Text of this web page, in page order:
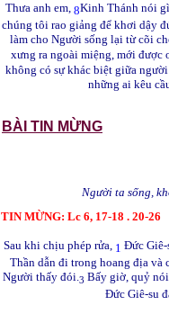
Thưa anh em, 8Kinh Thánh nói
chúng tôi rao giảng để khơi dậy
làm cho Người sống lại từ cõi
xưng ra ngoài miệng, mới được
không có sự khác biệt giữa
những ai kêu
BÀI TIN MỪNG
Người ta sống,
TIN MỪNG: Lc 6, 17-18 . 20-26
Sau khi chịu phép rửa, 1 Đức Giê-
Thần dẫn đi trong hoang địa
Người thấy đói. 3 Bấy giờ, quỷ
Đức Giê-su